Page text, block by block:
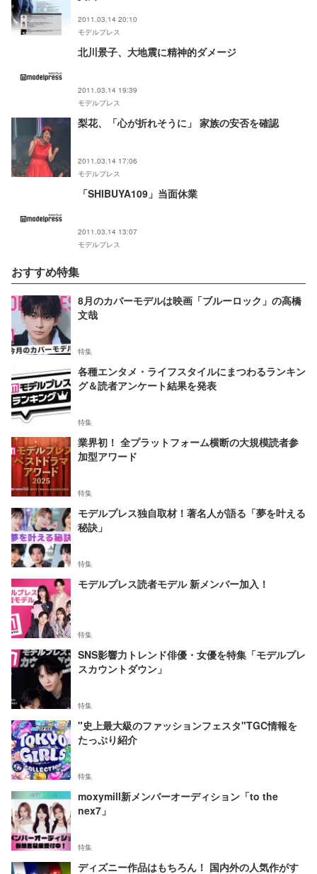
2011.03.14 20:10
モデルプレス
北川景子、大地震に精神的ダメージ
2011.03.14 19:39
モデルプレス
梨花、「心が折れそうに」 家族の安否を確認
2011.03.14 17:06
モデルプレス
「SHIBUYA109」当面休業
2011.03.14 13:07
モデルプレス
おすすめ特集
8月のカバーモデルは映画「ブルーロック」の高橋
文哉
特集
各種エンタメ・ライフスタイルにまつわるランキン
グ＆読者アンケート結果を発表
特集
業界初！ 全プラットフォーム横断の大規模読者参
加型アワード
特集
モデルプレス独自取材！著名人が語る「夢を叶える
秘訣」
特集
モデルプレス読者モデル 新メンバー加入！
特集
SNS影響力トレンド俳優・女優を特集「モデルプレ
スカウントダウン」
特集
"史上最大級のファッションフェスタ"TGC情報を
たっぷり紹介
特集
moxymill新メンバーオーディション「to the
nex7」
特集
ディズニー作品はもちろん！ 国内外の人気作がす